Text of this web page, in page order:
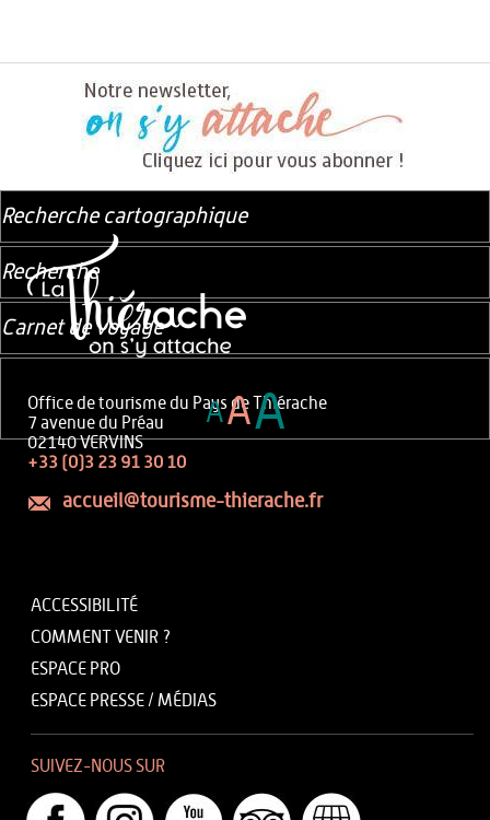
Office de tourisme du Pays de Thiérache
7 avenue du Préau
02140 VERVINS
+33 (0)3 23 91 30 10
accueil@tourisme-thierache.fr
ACCESSIBILITÉ
COMMENT VENIR ?
ESPACE PRO
ESPACE PRESSE / MÉDIAS
SUIVEZ-NOUS SUR
Recherche cartographique
Recherche
Carnet de voyage
AAA